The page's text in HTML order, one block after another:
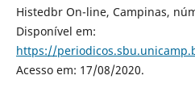
Histedbr On-line, Campinas,
Disponível em:
https://
Acesso em: 17/08/2020.